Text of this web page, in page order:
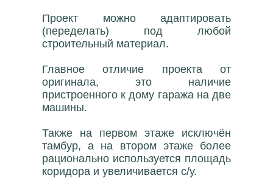
Проект можно адаптировать
(переделать) под любой
строительный материал.
Главное отличие проекта от
оригинала, это наличие
пристроенного к дому гаража на две
машины.
Также на первом этаже исключён
тамбур, а на втором этаже более
рационально используется площадь
коридора и увеличивается с/у.